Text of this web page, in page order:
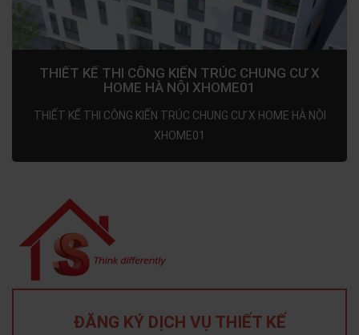
THIẾT KẾ THI CÔNG KIẾN TRÚC CHUNG CƯ X
HOME HÀ NỘI XHOME01
THIẾT KẾ THI CÔNG KIẾN TRÚC CHUNG CƯ X HOME HÀ NỘI
XHOME01
ĐĂNG KÝ DỊCH VỤ THIẾT KẾ